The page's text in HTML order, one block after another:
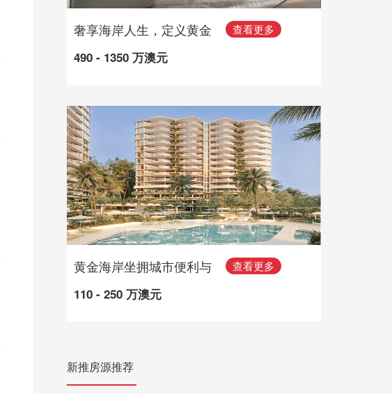
奢享海岸人生，定义黄金
490 - 1350 万澳元
查看更多
黄金海岸坐拥城市便利与
110 - 250 万澳元
查看更多
新推房源推荐